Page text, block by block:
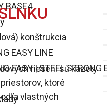
BASE4
konštrukcia
EASY LINE
EASY | STEEL STRONG
riešení sú kazety
ktoré
vlastných